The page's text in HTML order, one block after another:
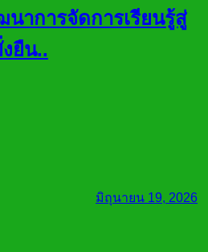
าการจัดการเรียนรู้สู่
ยืน..
มิถุนายน 19, 2026